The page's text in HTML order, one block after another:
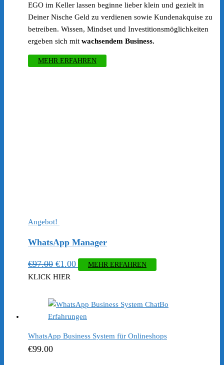
€97.00€1.00.
EGO im Keller lassen beginne lieber klein und gezielt in
Deiner Nische Geld zu verdienen sowie Kundenakquise zu
betreiben. Wissen, Mindset und Investitionsmöglichkeiten
ergeben sich mit wachsendem Business.
MEHR ERFAHREN
Angebot!
WhatsApp Manager
€97.00 Ursprünglicher
Preis
€97.00
€1.00Aktueller
€1.00.
MEHR ERFAHREN
KLICK HIER
WhatsApp Business System für Onlineshops
€99.00